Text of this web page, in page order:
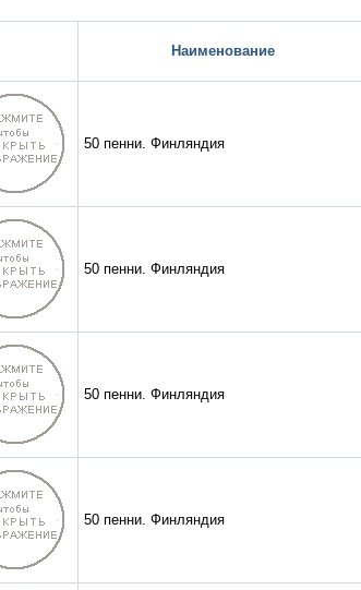
Наименование
50 пенни. Финляндия
50 пенни. Финляндия
50 пенни. Финляндия
50 пенни. Финляндия